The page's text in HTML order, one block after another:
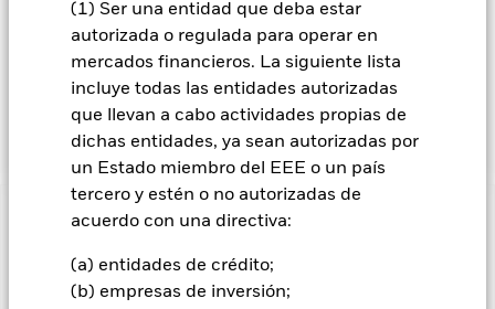
(1) Ser una entidad que deba estar
autorizada o regulada para operar en
mercados financieros. La siguiente lista
incluye todas las entidades autorizadas
que llevan a cabo actividades propias de
dichas entidades, ya sean autorizadas por
un Estado miembro del EEE o un país
tercero y estén o no autorizadas de
acuerdo con una directiva:
(a) entidades de crédito;
(b) empresas de inversión;
El Fondo Global Enhanced Equity Yield pretende generar un
elevado nivel de ingresos. El Fondo invierte globalmente,
sin límites prescritos de país o región, un mínimo del 70 %
uso de los derivados de una forma fundamental para su
objetivo de inversión, a fin de generar ingresos adicionales.
INFORMACIÓN IMPORTANTE: Capital en Riesgo.
subir o bajar, y no están garantizados. Es posible que los
inversores no recuperen la cantidad invertida originalmente.